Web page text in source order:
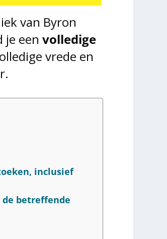
van Byron
je een volledige
vrede en
inclusief
de betreffende